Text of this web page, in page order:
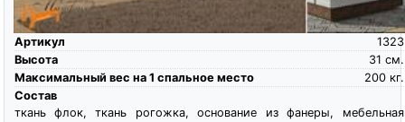
Артикул
1323
Высота
см.
31
Максимальный вес на 1 спальное место
кг.
200
Состав
ткань флок, ткань рогожка, основание из фанеры, мебельная